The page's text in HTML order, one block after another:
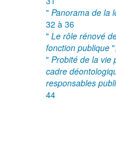
" Panorama de la
32 à 36
" Le rôle rénové
fonction publique
" Probité de la vie
cadre
responsables
44